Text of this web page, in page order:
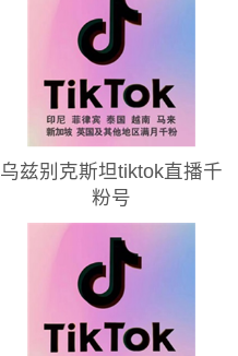
乌兹别克斯坦tiktok直播千
粉号